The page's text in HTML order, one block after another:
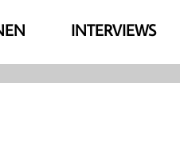
INTERVIEWS